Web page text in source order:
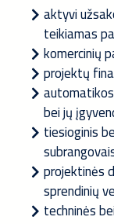
aktyvi
teikiamas
komercinių
projektų
bei jų
tiesioginis
projektinės
sprendinių
techninės